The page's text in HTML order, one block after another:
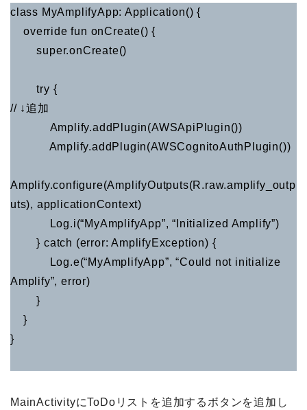
class MyAmplifyApp: Application() {
override fun onCreate() {
super.onCreate()
try {
// ↓追加
Amplify.addPlugin(AWSApiPlugin())
Amplify.addPlugin(AWSCognitoAuthPlugin())
Amplify.configure(AmplifyOutputs(R.raw.amplify_outp
uts), applicationContext)
Log.i(“MyAmplifyApp”, “Initialized Amplify”)
} catch (error: AmplifyException) {
Log.e(“MyAmplifyApp”, “Could not initialize
Amplify”, error)
}
}
}
MainActivityにToDoリストを追加するボタンを追加し